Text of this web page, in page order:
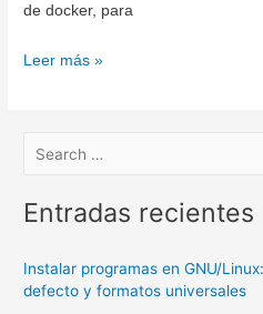
de docker, para
Instalar
Leer más »
Entradas recientes
Instalar programas en GNU/
defecto y formatos universales